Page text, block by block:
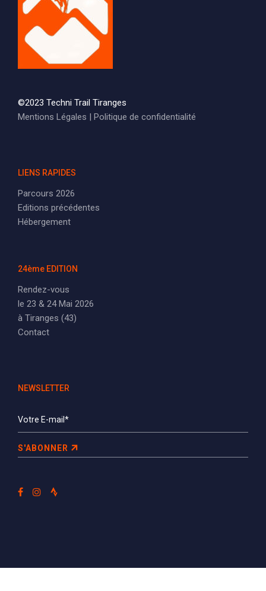
©2023 Techni Trail Tiranges
Mentions Légales | Politique de confidentialité
LIENS RAPIDES
Parcours 2026
Editions précédentes
Hébergement
24ème EDITION
Rendez-vous
le 23 & 24 Mai 2026
à Tiranges (43)
Contact
NEWSLETTER
S'ABONNER